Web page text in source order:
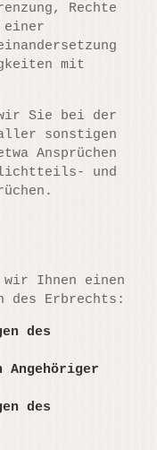
Rechte
mit
Sie bei der
aller sonstigen
Ansprüchen
und
Ihnen einen
des Erbrechts:
des
des